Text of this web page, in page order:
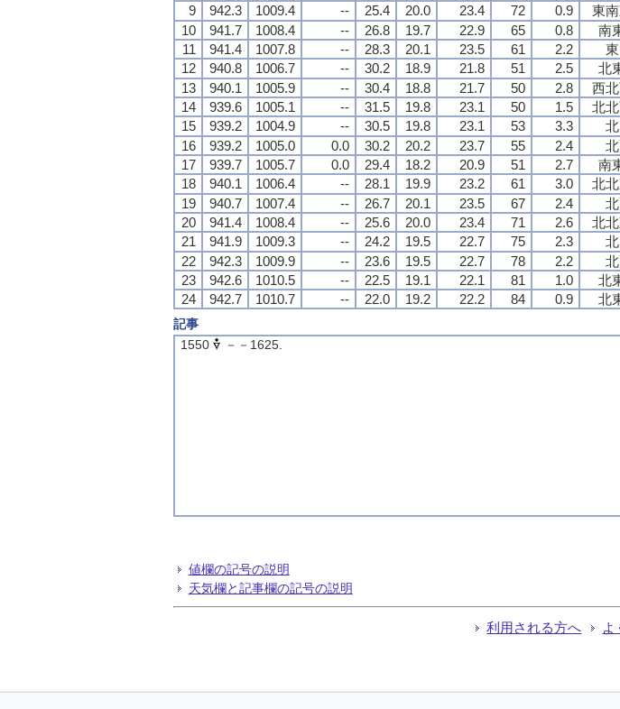
9
942.3 1009.4 -- 25.4 20.0 23.4 72 0.9 東
10
941.7 1008.4 -- 26.8 19.7 22.9 65 0.8 南
11
941.4 1007.8 -- 28.3 20.1 23.5 61 2.2 東
12
940.8 1006.7 -- 30.2 18.9 21.8 51 2.5 北
13
940.1 1005.9 -- 30.4 18.8 21.7 50 2.8 西
14
939.6 1005.1 -- 31.5 19.8 23.1 50 1.5 北
15
939.2 1004.9 -- 30.5 19.8 23.1 53 3.3 北
16
939.2 1005.0 0.0 30.2 20.2 23.7 55 2.4 北
17
939.7 1005.7 0.0 29.4 18.2 20.9 51 2.7 南
18
940.1 1006.4 -- 28.1 19.9 23.2 61 3.0 北
19
940.7 1007.4 -- 26.7 20.1 23.5 67 2.4 北
20
941.4 1008.4 -- 25.6 20.0 23.4 71 2.6 北
21
941.9 1009.3 -- 24.2 19.5 22.7 75 2.3 北
22
942.3 1009.9 -- 23.6 19.5 22.7 78 2.2
北
23
942.6 1010.5 -- 22.5 19.1 22.1 81 1.0
北
24
942.7 1010.7 -- 22.0 19.2 22.2 84 0.9 北
記事
1550
－－1625.
値欄の記号の説明
天気欄と記事欄の記号の説明
利用される方へ よ